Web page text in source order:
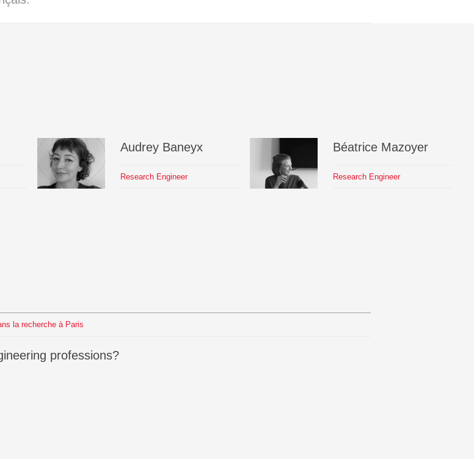
Audrey Baneyx
Research Engineer
Béatrice Mazoyer
Research Engineer
la recherche à Paris
professions?